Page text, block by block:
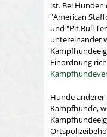
ist. Bei Hunden
"American
und "Pit Bull
untereinander
Einordnung
Hunde anderer
Kampfhunde,